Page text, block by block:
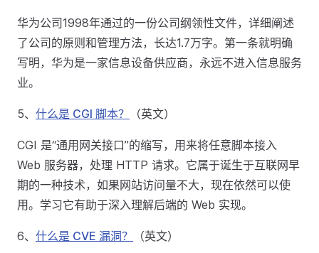
华为公司1998年通过的一份公司纲领性文件，详细阐述
了公司的原则和管理方法，长达1.7万字。第一条就明确
写明，华为是一家信息设备供应商，永远不进入信息服务
业。
5、 什么是 CGI 脚本？ （英文）
CGI 是“通用网关接口”的缩写，用来将任意脚本接入
Web 服务器，处理 HTTP 请求。它属于诞生于互联网早
期的一种技术，如果网站访问量不大，现在依然可以使
用。学习它有助于深入理解后端的 Web 实现。
6、 什么是 CVE 漏洞？ （英文）